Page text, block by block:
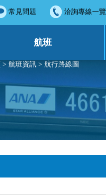
常見問題 洽詢專線一覽
航班
> 航班資訊 > 航行路線圖